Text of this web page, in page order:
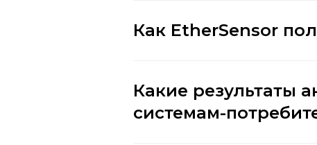
Как EtherSensor
Какие результаты
системам-